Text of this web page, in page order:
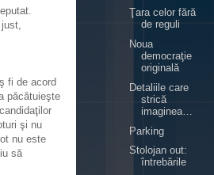
fi de acord
păcătuieşte
şi nu
nu este
să
Ţara celor fără
de reguli
Noua
democraţie
originală
Detaliile care
strică
imaginea…
Parking
Stolojan out:
întrebările